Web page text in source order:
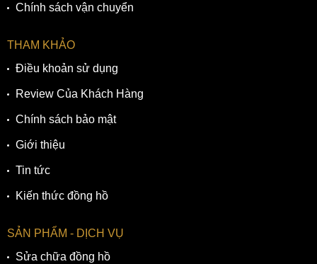
Chính sách vận chuyển
THAM KHẢO
Điều khoản sử dụng
Review Của Khách Hàng
Chính sách bảo mật
Giới thiệu
Tin tức
Kiến thức đồng hồ
SẢN PHẨM - DỊCH VỤ
Sửa chữa đồng hồ